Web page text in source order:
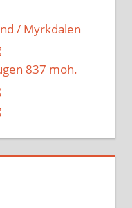
/ Myrkdalen
837 moh.